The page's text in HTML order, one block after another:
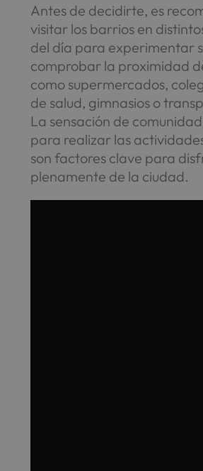
Antes de decidirte, es
visitar los barrios en
del día para experimentar
comprobar la proximidad
como supermercados,
de salud, gimnasios o
La sensación de
para realizar las
son factores clave para
plenamente de la ciudad.